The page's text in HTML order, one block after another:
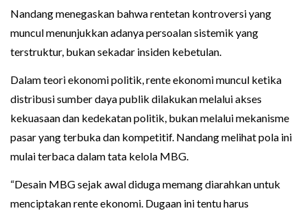
Nandang menegaskan bahwa rentetan kontroversi yang
muncul menunjukkan adanya persoalan sistemik yang
terstruktur, bukan sekadar insiden kebetulan.
Dalam teori ekonomi politik, rente ekonomi muncul ketika
distribusi sumber daya publik dilakukan melalui akses
kekuasaan dan kedekatan politik, bukan melalui mekanisme
pasar yang terbuka dan kompetitif. Nandang melihat pola ini
mulai terbaca dalam tata kelola MBG.
“Desain MBG sejak awal diduga memang diarahkan untuk
menciptakan rente ekonomi. Dugaan ini tentu harus